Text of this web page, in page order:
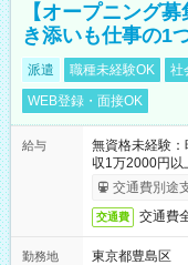
【オープニング
き添いも仕事の1
派遣 職種未経験OK 社
WEB登録・面接OK
給与
無資格未経験
収1万2000円以
交通費別途
交通費 交通費
勤務地
東京都豊島区